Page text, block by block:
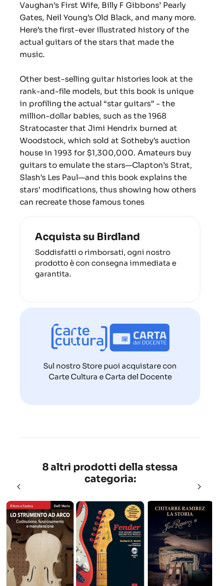
Vaughan’s First Wife, Billy F Gibbons’ Pearly
Gates, Neil Young’s Old Black, and many more.
Here’s the first-ever illustrated history of the
actual guitars of the stars that made the
music.
Other best-selling guitar histories look at the
rank-and-file models, but this book is unique
in profiling the actual “star guitars” - the
million-dollar babies, such as the 1968
Stratocaster that Jimi Hendrix burned at
Woodstock, which sold at Sotheby’s auction
house in 1993 for $1,300,000. Amateurs buy
guitars to emulate the stars—Clapton’s Strat,
Slash’s Les Paul—and this book explains the
stars’ modifications, thus showing how others
can recreate those famous tones
Acquista su Birdland
Soddisfatti o rimborsati, ogni nostro
prodotto è con consegna immediata e
garantita.
Sul nostro Store puoi acquistare con
Carte Cultura e Carta del Docente
8 altri prodotti della stessa
categoria: